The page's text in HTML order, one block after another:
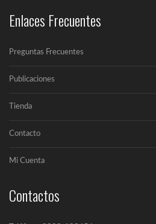
Un LED (Lighting
Enlaces Frecuentes
Preguntas Frecuentes
Publicaciones
Tienda
Contacto
Mi Cuenta
Contactos